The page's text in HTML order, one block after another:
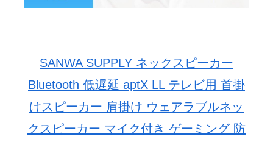
SANWA SUPPLY ネックスピーカー
Bluetooth 低遅延 aptX LL テレビ用 首掛
けスピーカー 肩掛け ウェアラブルネッ
クスピーカー マイク付き ゲーミング 防